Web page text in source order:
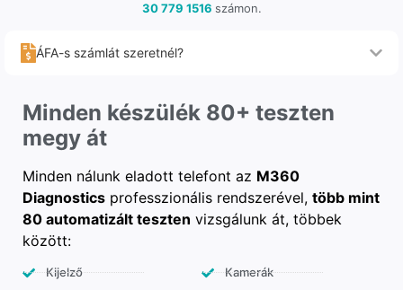
30 779 1516 számon.
ÁFA-s számlát szeretnél?
Minden készülék 80+ teszten
megy át
Minden nálunk eladott telefont az M360
Diagnostics professzionális rendszerével, több mint
80 automatizált teszten vizsgálunk át, többek
között:
Kijelző
Kamerák